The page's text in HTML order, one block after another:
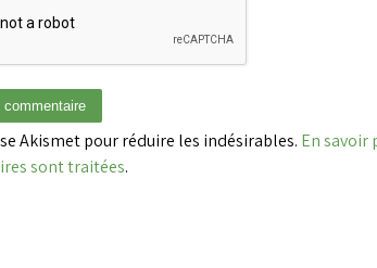
Akismet pour réduire les indésirables. En savoir
sont traitées.